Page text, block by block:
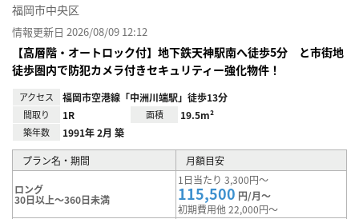
福岡市中央区
情報更新日 2026/08/09 12:12
【高層階・オートロック付】地下鉄天神駅南へ徒歩5分 と市街地
徒歩圏内で防犯カメラ付きセキュリティー強化物件！
アクセス 福岡市空港線「中洲川端駅」徒歩13分
間取り 1R 面積 19.5m²
築年数 1991年 2月 築
プラン名・期間 月額目安
ロング
30日以上～360日未満
1日当たり 3,300円～
115,500 円/月～
初期費用他 22,000円～